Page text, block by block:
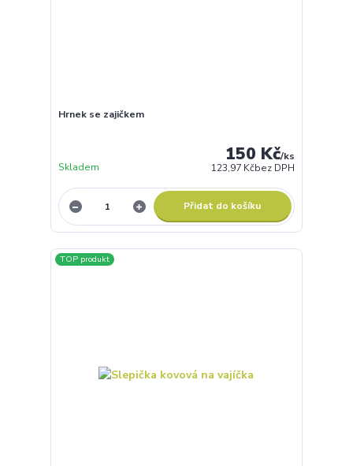
Hrnek se zajičkem
150 Kč/ks
123,97 Kčbez DPH
Skladem
Přidat do košíku
TOP produkt